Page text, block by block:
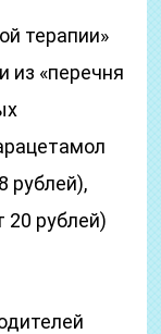
терапии»
из «перечня
рублей),
20 рублей)